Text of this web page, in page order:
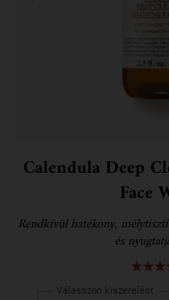
Calendula Deep
Face
Rendkívül hatékony,
és
Válasszon kiszerelést